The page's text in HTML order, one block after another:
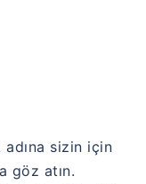
sizin için
göz atın.